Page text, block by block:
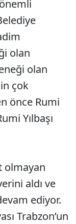
olan
olan
çok
önce Rumi
Yılbaşı
olmayan
aldı ve
ediyor.
Trabzon’un